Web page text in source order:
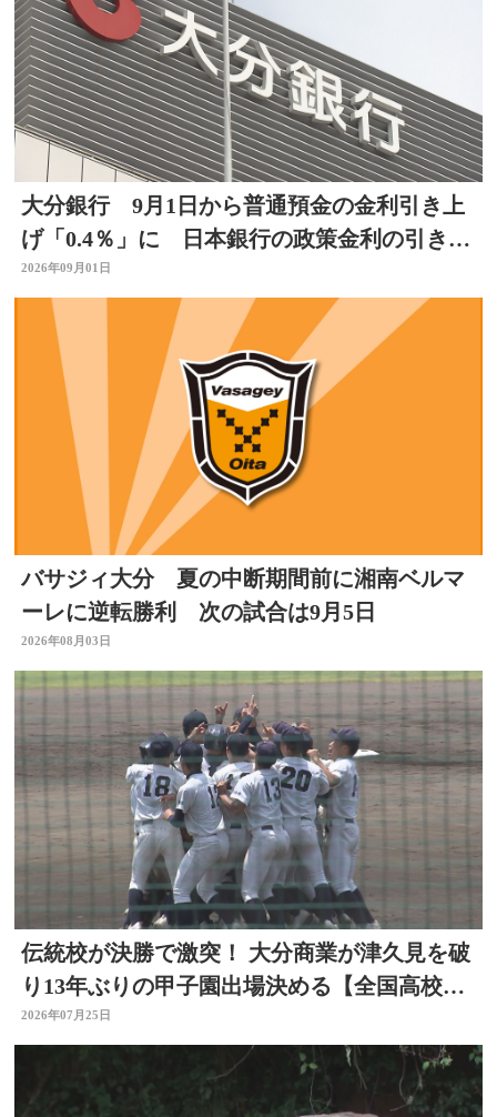
大分銀行 9月1日から普通預金の金利引き上
げ「0.4％」に 日本銀行の政策金利の引き上
げを受け
2026年09月01日
バサジィ大分 夏の中断期間前に湘南ベルマ
ーレに逆転勝利 次の試合は9月5日
2026年08月03日
伝統校が決勝で激突！ 大分商業が津久見を破
り13年ぶりの甲子園出場決める【全国高校野
球大分大会】
2026年07月25日